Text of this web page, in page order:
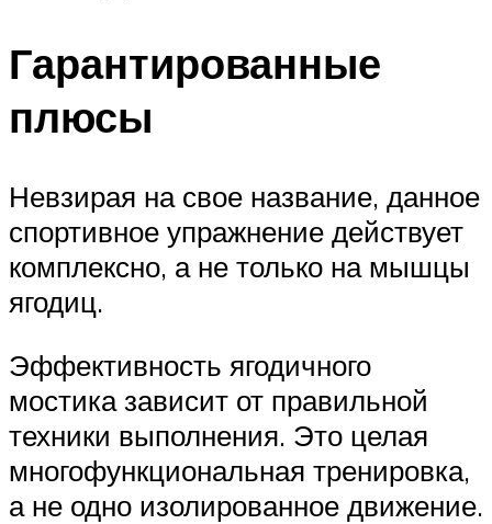
Гарантированные
плюсы
Невзирая на свое название, данное
спортивное упражнение действует
комплексно, а не только на мышцы
ягодиц.
Эффективность ягодичного
мостика зависит от правильной
техники выполнения. Это целая
многофункциональная тренировка,
а не одно изолированное движение.